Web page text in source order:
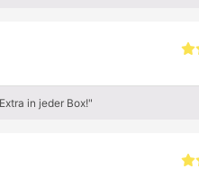
in jeder Box!"